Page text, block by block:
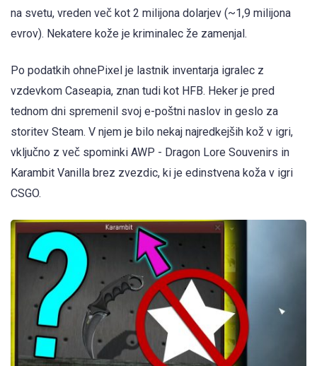
na svetu, vreden več kot 2 milijona dolarjev (~1,9 milijona
evrov). Nekatere kože je kriminalec že zamenjal.
Po podatkih ohnePixel je lastnik inventarja igralec z
vzdevkom Caseapia, znan tudi kot HFB. Heker je pred
tednom dni spremenil svoj e-poštni naslov in geslo za
storitev Steam. V njem je bilo nekaj najredkejših kož v igri,
vključno z več spominki AWP - Dragon Lore Souvenirs in
Karambit Vanilla brez zvezdic, ki je edinstvena koža v igri
CSGO.